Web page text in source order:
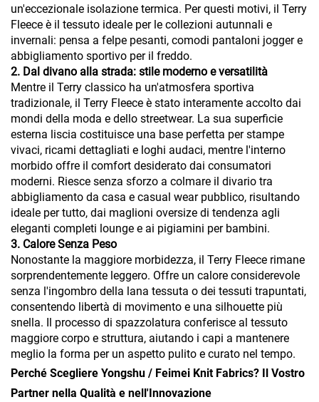
un'eccezionale isolazione termica. Per questi motivi, il Terry
Fleece è il tessuto ideale per le collezioni autunnali e
invernali: pensa a felpe pesanti, comodi pantaloni jogger e
abbigliamento sportivo per il freddo.
2. Dal divano alla strada: stile moderno e versatilità
Mentre il Terry classico ha un'atmosfera sportiva
tradizionale, il Terry Fleece è stato interamente accolto dai
mondi della moda e dello streetwear. La sua superficie
esterna liscia costituisce una base perfetta per stampe
vivaci, ricami dettagliati e loghi audaci, mentre l'interno
morbido offre il comfort desiderato dai consumatori
moderni. Riesce senza sforzo a colmare il divario tra
abbigliamento da casa e casual wear pubblico, risultando
ideale per tutto, dai maglioni oversize di tendenza agli
eleganti completi lounge e ai pigiamini per bambini.
3. Calore Senza Peso
Nonostante la maggiore morbidezza, il Terry Fleece rimane
sorprendentemente leggero. Offre un calore considerevole
senza l'ingombro della lana tessuta o dei tessuti trapuntati,
consentendo libertà di movimento e una silhouette più
snella. Il processo di spazzolatura conferisce al tessuto
maggiore corpo e struttura, aiutando i capi a mantenere
meglio la forma per un aspetto pulito e curato nel tempo.
Perché Scegliere Yongshu / Feimei Knit Fabrics? Il Vostro
Partner nella Qualità e nell'Innovazione